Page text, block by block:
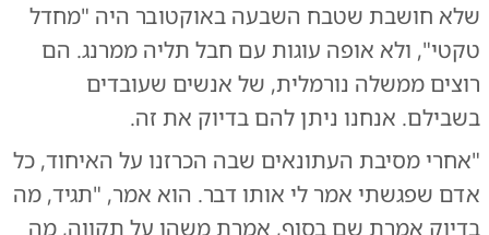
שלא חושבת שטבח השבעה באוקטובר היה "מחדל
טקטי", ולא אופה עוגות עם חבל תליה ממרנג. הם
רוצים ממשלה נורמלית, של אנשים שעובדים
בשבילם. אנחנו ניתן להם בדיוק את זה.
"אחרי מסיבת העתונאים שבה הכרזנו על האיחוד, כל
אדם שפגשתי אמר לי אותו דבר. הוא אמר, "תגיד, מה
בדיוק אמרת שם בסוף, אמרת משהו על תקווה, מה